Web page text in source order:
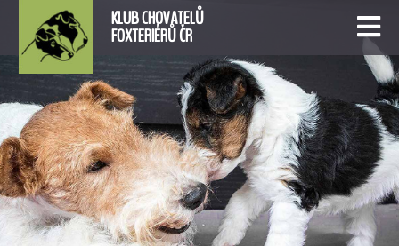
KLUB CHOVATELŮ
FOXTERIÉRŮ ČR